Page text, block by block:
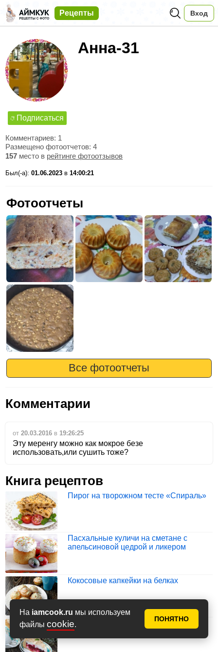
На iamcook.ru мы используем
файлы cookie.
ПОНЯТНО
Рецепты Вход
Анна-31
Подписаться
Комментариев: 1
Размещено фотоотчетов: 4
157 место в рейтинге фотоотзывов
Был(-а):01.06.2023 в14:00:21
Фотоотчеты
Все фотоотчеты
Комментарии
от20.03.2016 в 19:26:25
Эту меренгу можно как мокрое безе
использовать,или сушить тоже?
Книга рецептов
Пирог на творожном тесте «Спираль»
Пасхальные куличи на сметане с
апельсиновой цедрой и ликером
Кокосовые капкейки на белках
Песочный пирог с творогом, ягодами и
меренгой